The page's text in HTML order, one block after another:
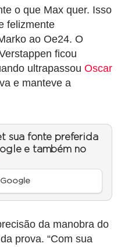
o que Max quer. Isso
felizmente
ao Oe24. O
ficou
ultrapassou Oscar
e manteve a
sua fonte preferida
e também no
da manobra do
prova. “Com sua